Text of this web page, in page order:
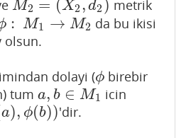
M2 = (X2 , d2 )
M2= (X2 ,d2)
metrik
: M1 → M2
: M 1→M 2
da bu ikisi
olsun.
dolayi (ϕ
ϕbirebir
tum a, b ∈ M1
a,b∈M 1 icin
a), ϕ(b))
)) 'dir.